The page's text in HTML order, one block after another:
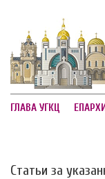
ГЛАВА УГКЦ
Статьи за